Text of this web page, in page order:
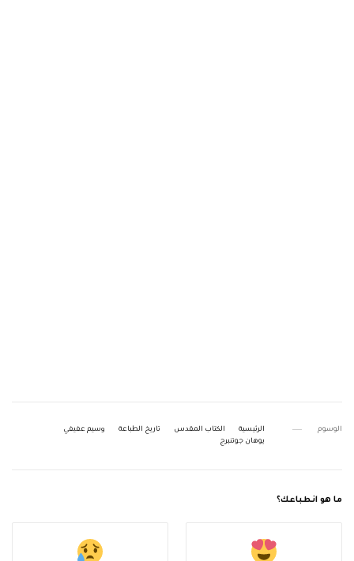
الوسوم الرئيسية الكتاب المقدس تاريخ الطباعة
وسيم عفيفي
يوهان جوتنبرج
ما هو انطباعك؟